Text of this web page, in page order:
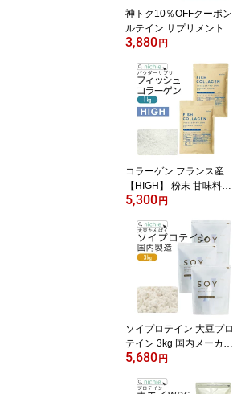
神トク10％OFFクーポン
ルテイン サプリメント
ゼアキサンチン 90粒
サプリ E10 nichie ニチエ
ー RSL #別売詰め替えボ
トル対応 【サプリ】
3,880 円
コラーゲン フランス産
【HIGH】 粉末 甘味料・
着色料・保存料不使用 1
ラーゲンペプチド を手軽
に摂取 大容量 コラーゲ
ンパウダー サプリ nichie
ニチエー RSL
5,300 円
ソイプロテイン 大豆プロ
テイン 3kg 国内メーカー
製造品 大豆 植物 タンパ
量 nichie ニチエー
5,680 円